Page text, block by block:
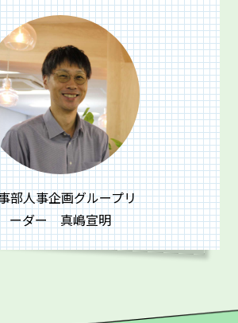
部人事企画グループリ
ーダー 真嶋宣明